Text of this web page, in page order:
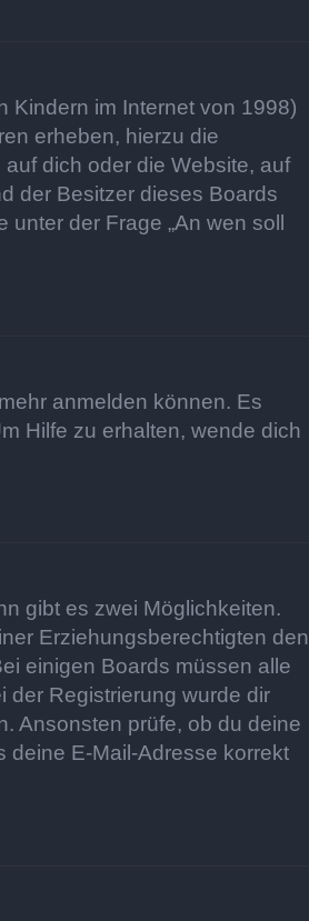
Kindern im Internet von 1998)
erheben, hierzu die
dich oder die Website, auf
der Besitzer dieses Boards
der Frage „An wen soll
anmelden können. Es
Hilfe zu erhalten, wende dich
gibt es zwei Möglichkeiten.
Erziehungsberechtigten den
einigen Boards müssen alle
der Registrierung wurde dir
Ansonsten prüfe, ob du deine
deine E-Mail-Adresse korrekt